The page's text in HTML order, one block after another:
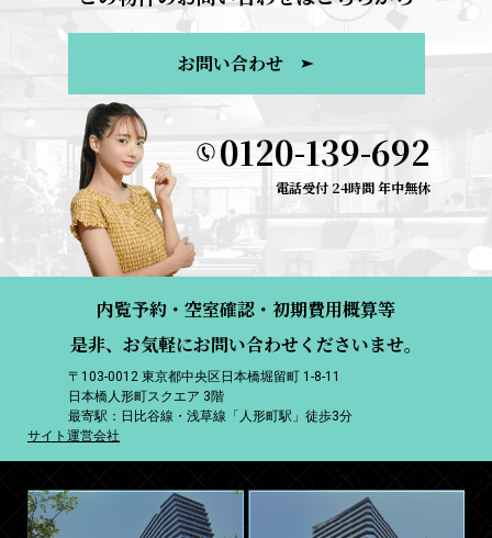
お問い合わせ
0120-139-692
電話受付 24時間 年中無休
内覧予約・空室確認・初期費用概算等
是非、お気軽にお問い合わせくださいませ。
〒103-0012 東京都中央区日本橋堀留町 1-8-11
日本橋人形町スクエア 3階
最寄駅：日比谷線・浅草線「人形町駅」徒歩3分
サイト運営会社